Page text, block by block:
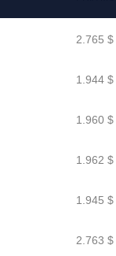
2.765 $
1.944 $
1.960 $
1.962 $
1.945 $
2.763 $